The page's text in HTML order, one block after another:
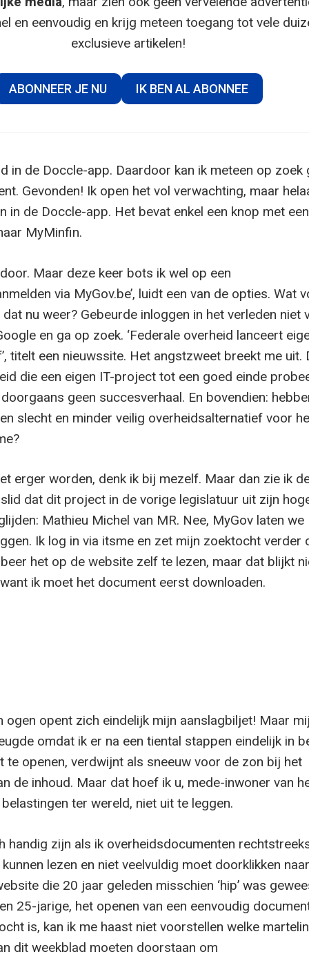
en eenvoudig en krijg meteen toegang tot vele
exclusieve artikelen!
ABONNEER JE NU IK BEN AL ABONNEE
in de Doccle-app. Daardoor kan ik meteen op zoek
Gevonden! Ik open het vol verwachting, maar
in de Doccle-app. Het bevat enkel een knop met een
MyMinfin.
Maar deze keer bots ik wel op een
via MyGov.be’, luidt een van de opties. Wat
nu weer? Gebeurde inloggen in het verleden niet
en ga op zoek. ‘Federale overheid lanceert
titelt een nieuwssite. Het angstzweet breekt me uit.
die een eigen IT-project tot een goed einde
geen succesverhaal. En bovendien:
slecht en minder veilig overheidsalternatief voor
erger worden, denk ik bij mezelf. Maar dan zie ik
dat dit project in de vorige legislatuur uit zijn
Mathieu Michel van MR. Nee, MyGov laten we
Ik log in via itsme en zet mijn zoektocht verder
het op de website zelf te lezen, maar dat blijkt
ik moet het document eerst downloaden.
ogen opent zich eindelijk mijn aanslagbiljet! Maar
omdat ik er na een tiental stappen eindelijk in
te openen, verdwijnt als sneeuw voor de zon bij het
de inhoud. Maar dat hoef ik u, mede-inwoner van
ter wereld, niet uit te leggen.
handig zijn als ik overheidsdocumenten
lezen en niet veelvuldig moet doorklikken
die 20 jaar geleden misschien ‘hip’ was
25-jarige, het openen van een eenvoudig
is, kan ik me haast niet voorstellen welke
dit weekblad moeten doorstaan om